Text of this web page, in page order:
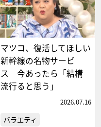
マツコ、復活してほしい
新幹線の名物サービ
ス 今あったら「結構
流行ると思う」
2026.07.16
バラエティ